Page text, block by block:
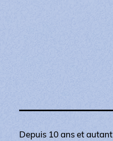
Depuis 10 ans et